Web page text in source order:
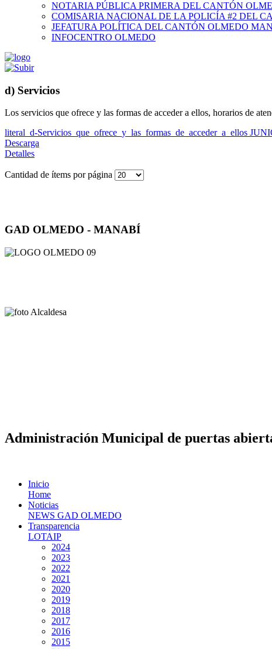
NOTARIA PÚBLICA PRIMERA DEL CANTÓN
COMISARIA NACIONAL DE LA POLICÍA #2 DEL
JEFATURA POLÍTICA DEL CANTÓN OLMEDO
INFOCENTRO OLMEDO
d) Servicios
Los servicios que ofrece y las formas de acceder a ellos, horarios de
literal_d-Servicios_que_ofrece_y_las_formas_de_acceder_a_ellos
Descarga
Detalles
Cantidad de ítems por página
GAD OLMEDO - MANABÍ
Administración Municipal de puertas
Inicio
Home
Noticias
NEWS GAD OLMEDO
Transparencia
LOTAIP
2024
2023
2022
2021
2020
2019
2018
2017
2016
2015